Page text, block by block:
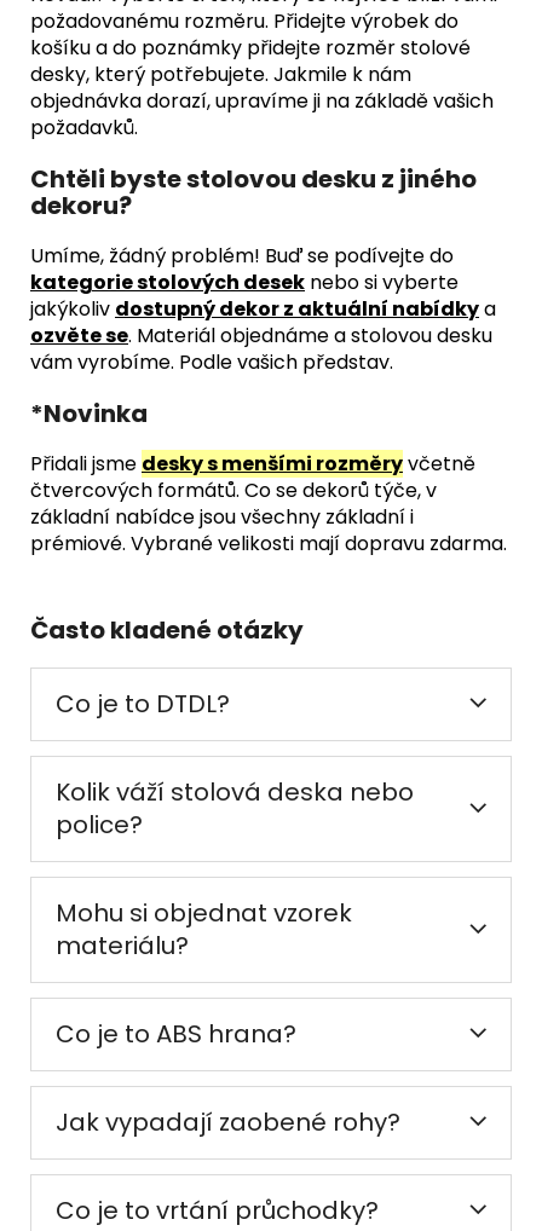
požadovanému rozměru. Přidejte výrobek do
košíku a do poznámky přidejte rozměr stolové
desky, který potřebujete. Jakmile k nám
objednávka dorazí, upravíme ji na základě vašich
požadavků.
Chtěli byste stolovou desku z jiného
dekoru?
Umíme, žádný problém! Buď se podívejte do
kategorie stolových desek nebo si vyberte
jakýkoliv dostupný dekor z aktuální nabídkya
ozvěte se. Materiál objednáme a stolovou desku
vám vyrobíme. Podle vašich představ.
*Novinka
Přidali jsme desky s menšími rozměryvčetně
čtvercových formátů. Co se dekorů týče, v
základní nabídce jsou všechny základní i
prémiové. Vybrané velikosti mají dopravu zdarma.
Často kladené otázky
Co je to DTDL?
Kolik váží stolová deska nebo
police?
Mohu si objednat vzorek
materiálu?
Co je to ABS hrana?
Jak vypadají zaobené rohy?
Co je to vrtání průchodky?